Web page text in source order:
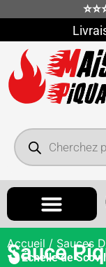
Accueil / Sauces
Sauce
Échelle de